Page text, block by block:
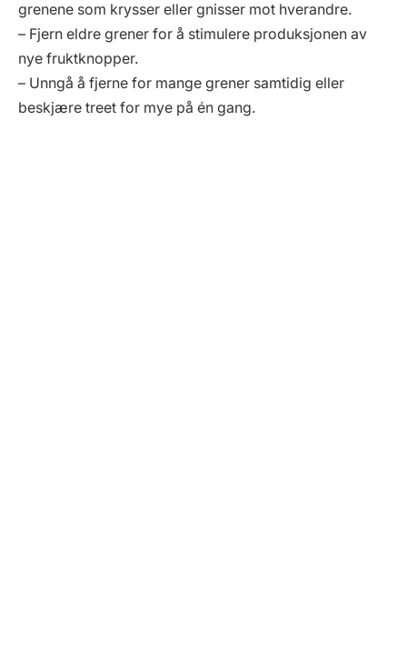
grenene som krysser eller gnisser mot hverandre.
– Fjern eldre grener for å stimulere produksjonen av
nye fruktknopper.
– Unngå å fjerne for mange grener samtidig eller
beskjære treet for mye på én gang.